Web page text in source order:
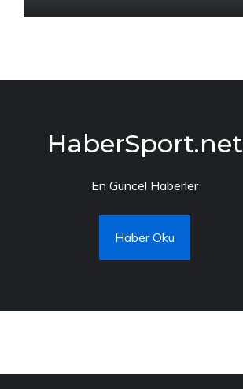
HaberSport.net
En Güncel Haberler
Haber Oku